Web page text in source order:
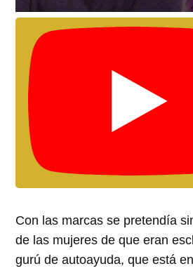
Con las marcas se pretendía
de las mujeres de que eran
gurú de autoayuda, que está